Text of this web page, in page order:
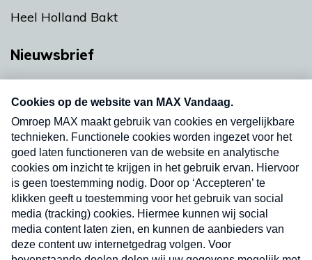
Heel Holland Bakt
Nieuwsbrief
nieuwsbrief. Elke vrijdag- en dinsdagochtend in
uw mailbox.
Verzend